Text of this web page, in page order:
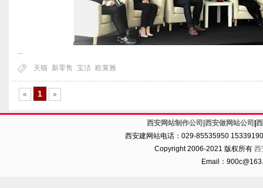
...
天猫 新零售 宝洁 欧莱雅
« 1 »
西安网站制作公司 西安做网站公司
西安建网站电话：029-85535950
Copyright 2006-2021 版权所有 西
Email：